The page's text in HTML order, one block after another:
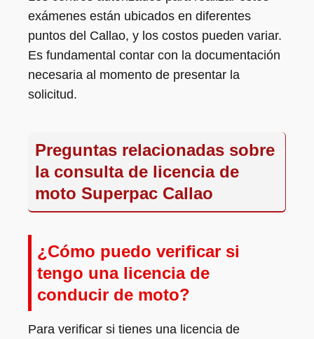
exámenes están ubicados en diferentes
puntos del Callao, y los costos pueden variar.
Es fundamental contar con la documentación
necesaria al momento de presentar la
solicitud.
Preguntas relacionadas sobre
la consulta de licencia de
moto Superpac Callao
¿Cómo puedo verificar si
tengo una licencia de
conducir de moto?
Para verificar si tienes una licencia de